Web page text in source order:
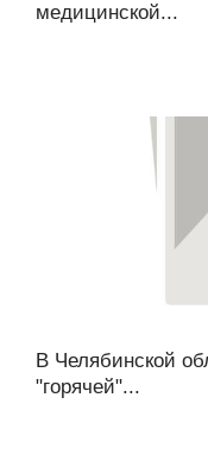
медицинской...
В Челябинской
"горячей"...